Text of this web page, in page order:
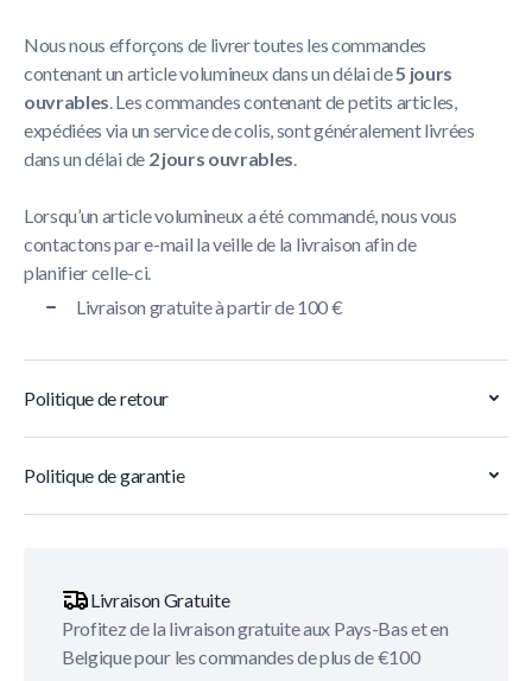
Nous nous efforçons de livrer toutes les commandes
contenant un article volumineux dans un délai de5 jours
ouvrables. Les commandes contenant de petits articles,
expédiées via un service de colis, sont généralement livrées
dans un délai de 2 jours ouvrables.
Lorsqu’un article volumineux a été commandé, nous vous
contactons par e-mail la veille de la livraison afin de
planifier celle-ci.
Livraison gratuite à partir de 100 €
Politique de retour
Politique de garantie
Livraison Gratuite
Profitez de la livraison gratuite aux Pays-Bas et en
Belgique pour les commandes de plus de €100